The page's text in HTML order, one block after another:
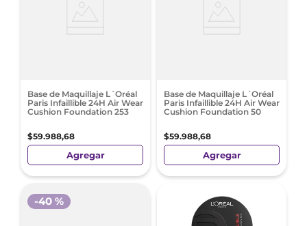
Base de Maquillaje L´Oréal
Paris Infaillible 24H Air Wear
Cushion Foundation 253
$59.988,68
Agregar
Base de Maquillaje L´Oréal
Paris Infaillible 24H Air Wear
Cushion Foundation 50
$59.988,68
Agregar
-40 %